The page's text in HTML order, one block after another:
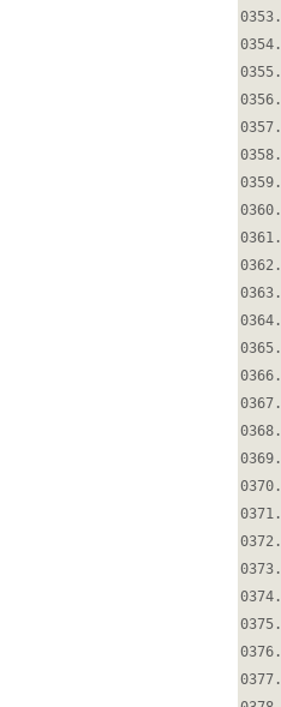
0353.
0354.
0355.
0356.
0357.
0358.
0359.
0360.
0361.
0362.
0363.
0364.
0365.
0366.
0367.
0368.
0369.
0370.
0371.
0372.
0373.
0374.
0375.
0376.
0377.